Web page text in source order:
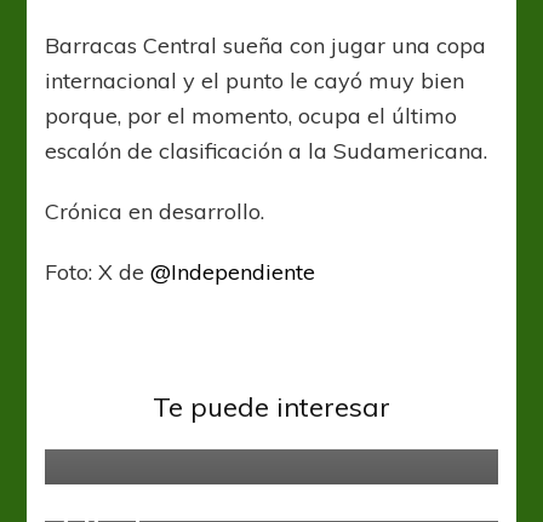
Barracas Central sueña con jugar una copa
internacional y el punto le cayó muy bien
porque, por el momento, ocupa el último
escalón de clasificación a la Sudamericana.
Crónica en desarrollo.
Foto: X de@Independiente
Te puede interesar
Liga Profesional Vélez Sarsfield
Gerónimo Poblete rumbo a Ucrania